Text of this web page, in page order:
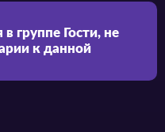
в группе Гости, не
к данной